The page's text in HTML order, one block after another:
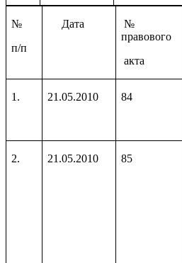
№
п/п
Дата
№
правового
акта
1. 21.05.2010 84
2. 21.05.2010 85